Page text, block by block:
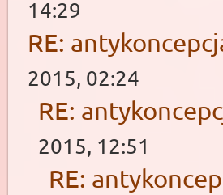
14:29
RE:
2015, 02:24
RE:
2015, 12:51
RE: